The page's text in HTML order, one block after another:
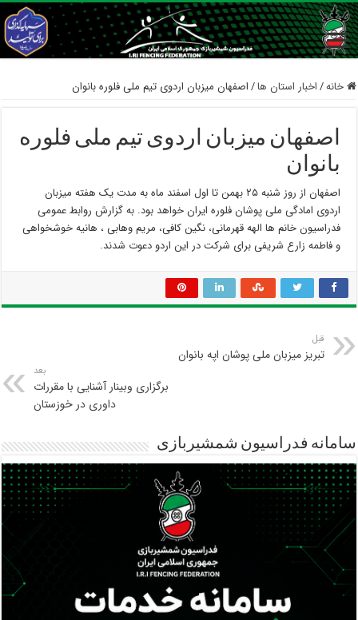
خانه/اخبار استان ها/اصفهان میزبان اردوی تیم ملی فلوره بانوان
اصفهان میزبان اردوی تیم ملی فلوره
بانوان
اصفهان از روز شنبه ۲۵ بهمن تا اول اسفند ماه به مدت یک هفته میزبان
اردوی امادگی ملی پوشان فلوره ایران خواهد بود. به گزارش روابط عمومی
فدراسیون خانم ها الهه قهرمانی، نگین کافی، مریم وهابی ، هانیه خوشخواهی
و فاطمه زارع شریفی برای شرکت در این اردو دعوت شدند.
قبل
تبریز میزبان ملی پوشان اپه بانوان
بعد
برگزاری وبینار آشنایی با مقررات
داوری در خوزستان
سامانه فدراسیون شمشیربازی